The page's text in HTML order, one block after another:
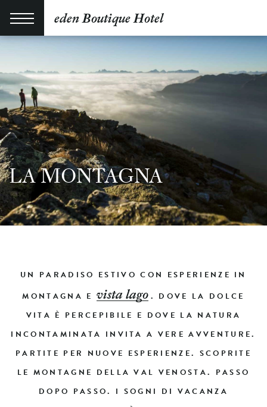
eden Boutique Hotel
LA MONTAGNA
UN PARADISO ESTIVO CON ESPERIENZE IN
MONTAGNA E vista lago . DOVE LA DOLCE
VITA È PERCEPIBILE E DOVE LA NATURA
INCONTAMINATA INVITA A VERE AVVENTURE.
PARTITE PER NUOVE ESPERIENZE. SCOPRITE
LE MONTAGNE DELLA VAL VENOSTA. PASSO
DOPO PASSO. I SOGNI DI VACANZA